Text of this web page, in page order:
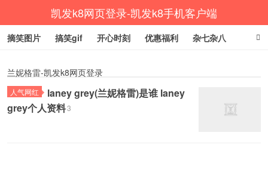
凯发k8网页登录-凯发k8手机客户端
摘笑图片 搞笑gif 开心时刻 优惠福利 杂七杂八
兰妮格雷-凯发k8网页登录
人气网红
laney grey(兰妮格雷)是谁 laney
grey个人资料3